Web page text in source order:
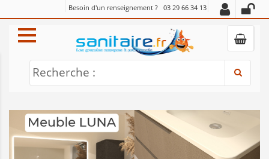
Besoin d'un renseignement ? 03 29 66 34 13
Recherche :